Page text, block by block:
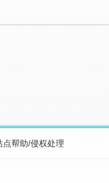
点帮助/侵权处理